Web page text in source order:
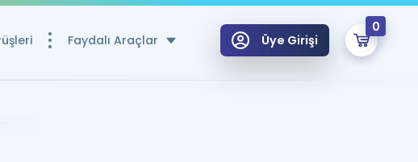
Faydalı Araçlar
Kaynaklar
için Ücretsiz Kaynaklar
Üye Girişi
0